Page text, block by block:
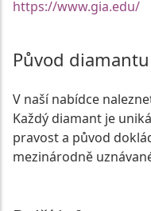
https://www.gia.edu/
Původ diamantu
V naší nabídce
Každý diamant je
pravost a původ
mezinárodně